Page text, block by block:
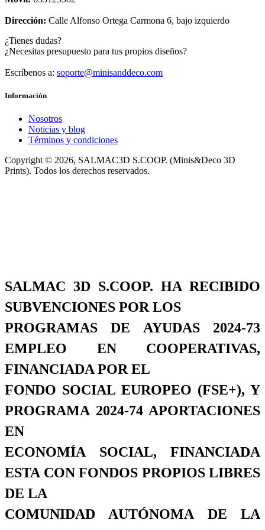
Dirección: Calle Alfonso Ortega Carmona 6, bajo izquierdo
¿Tienes dudas?
¿Necesitas presupuesto para tus propios diseños?
Escríbenos a: soporte@minisanddeco.com
Información
Nosotros
Noticias y blog
Términos y condiciones
Copyright © 2026, SALMAC3D S.COOP. (Minis&Deco 3D
Prints). Todos los derechos reservados.
SALMAC 3D S.COOP. HA RECIBIDO
SUBVENCIONES POR LOS
PROGRAMAS DE AYUDAS 2024-73
EMPLEO EN COOPERATIVAS,
FINANCIADA POR EL
FONDO SOCIAL EUROPEO (FSE+), Y
PROGRAMA 2024-74 APORTACIONES
EN
ECONOMÍA SOCIAL, FINANCIADA
ESTA CON FONDOS PROPIOS LIBRES
DE LA
COMUNIDAD AUTÓNOMA DE LA